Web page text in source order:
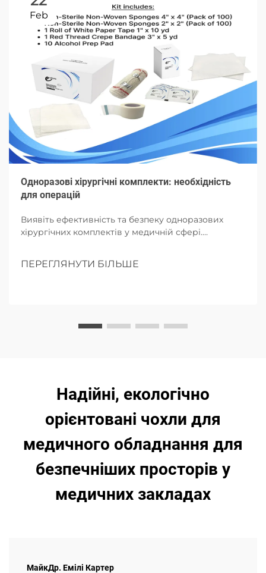
Feb
Одноразові хірургічні комплекти: необхідність
для операцій
Виявіть ефективність та безпеку одноразових
хірургічних комплектів у медичній сфері.
ПЕРЕГЛЯНУТИ БІЛЬШЕ
Надійні, екологічно
орієнтовані чохли для
медичного обладнання для
безпечніших просторів у
медичних закладах
МайкДр. Емілі Картер